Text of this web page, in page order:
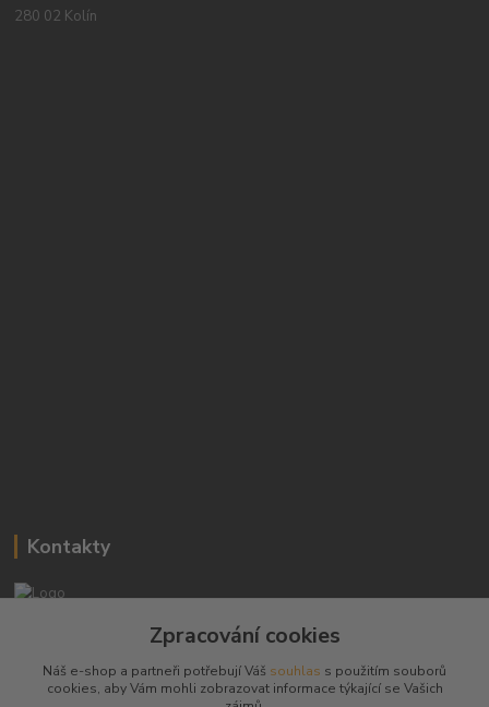
280 02 Kolín
Kontakty
+420 603794370
zbranenaboje@seznam.cz
Zpracování cookies
Náš e-shop a partneři potřebují Váš souhlas s použitím souborů
cookies, aby Vám mohli zobrazovat informace týkající se Vašich